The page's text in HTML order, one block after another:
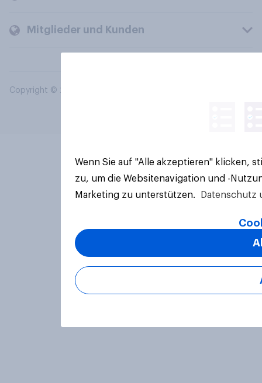
Mitglieder und Kunden
Copyright © 2026 YouGov PLC. Alle Rechte vorbehalten.
Wenn Sie auf "Alle akzeptieren" klicken,
zu, um die Websitenavigation und -
Marketing zu unterstützen.
Datenschutz